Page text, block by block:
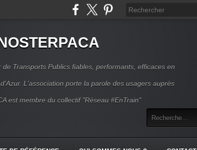
de Transports Publics fiables, performants, efficaces en
L'association porte la parole des usagers auprès
est membre du collectif "Réseau #EnTrain"